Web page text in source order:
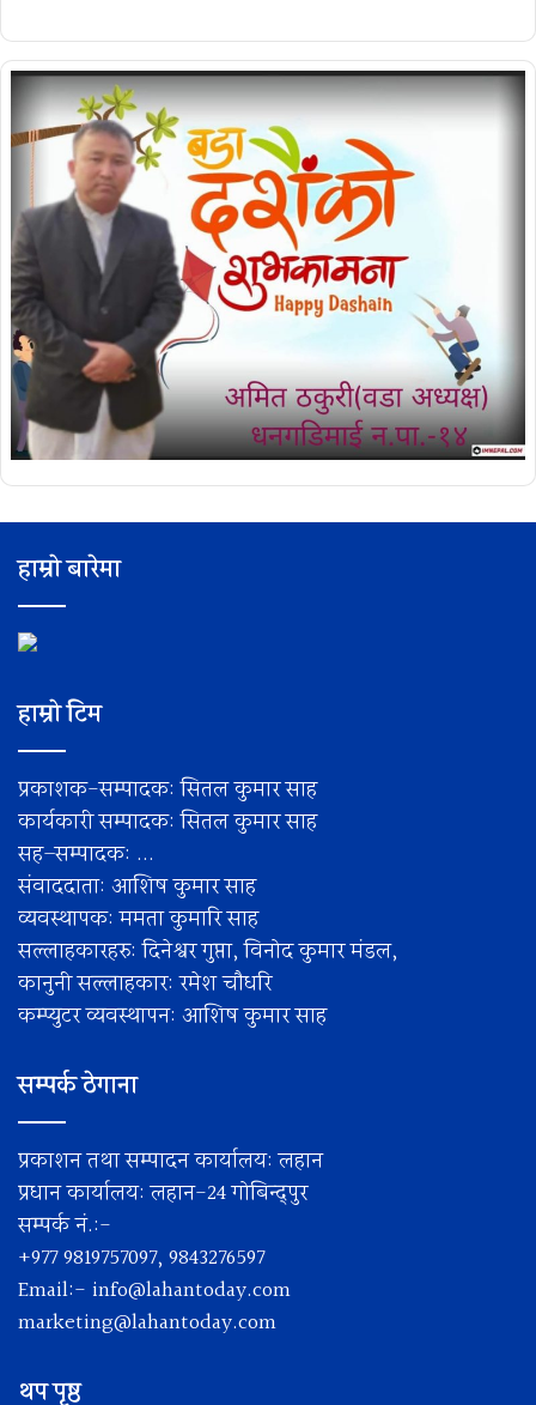
हाम्रो बारेमा
हाम्रो टिम
प्रकाशक-सम्पादक: सितल कुमार साह
कार्यकारी सम्पादक: सितल कुमार साह
सह–सम्पादक: ...
संवाददाता: आशिष कुमार साह
व्यवस्थापक: ममता कुमारि साह
सल्लाहकारहरु: दिनेश्वर गुप्ता, विनोद कुमार मंडल,
कानुनी सल्लाहकार: रमेश चाैधरि
कम्प्युटर व्यवस्थापन: आशिष कुमार साह
सम्पर्क ठेगाना
प्रकाशन तथा सम्पादन कार्यालय: लहान
प्रधान कार्यालय: लहान-24 गोबिन्द्पुर
सम्पर्क नं.:-
+977 9819757097, 9843276597
Email:- info@lahantoday.com
marketing@lahantoday.com
थप पृष्ठ